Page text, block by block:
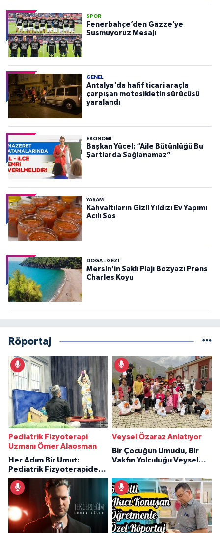
SPOR
Fenerbahçe’den Gazze’ye
Susmuyoruz Mesajı
GENEL
Antalya'da hafif ticari araçla
çarpışan motosikletin sürücüsü
yaralandı
EKONOMI
Başkan Yücel: “Aile Bütünlüğü Bu
Şartlarda Sağlanamaz”
YAŞAM
Kahvaltıların Gizli Yıldızı Ev Yapımı
Acılı Sos
DOĞA - GEZI
Mersin’in Saklı Plajı Bozyazı Prens
Charles Koyu
Röportaj
Pediatrik Fizyoterapi
Uzmanı Ömer Alaosman
Her Adım Bir Umut:
Pediatrik Fizyoterapiden
İlham Veren Hikâyeler
Veysel Özaraz Anlatıyor
Bir Çocuğun Umudu, Bir
Vakfın Yolculuğu Veysel